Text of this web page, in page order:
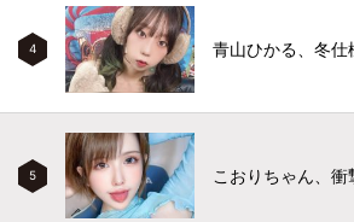
4 青山ひかる、冬仕
5 こおりちゃん、衝